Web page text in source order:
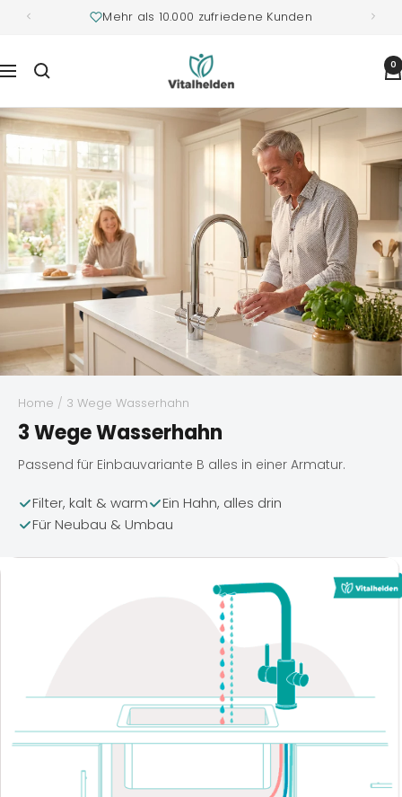
Mehr als 10.000 zufriedene Kunden
Navigation
Vitalhelden.de 0
Home / 3 Wege Wasserhahn
3 Wege Wasserhahn
Passend für Einbauvariante B alles in einer Armatur.
Filter, kalt & warm
Ein Hahn, alles drin
Für Neubau & Umbau